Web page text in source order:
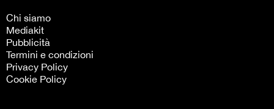
Chi siamo
Mediakit
Pubblicità
Termini e condizioni
Privacy Policy
Cookie Policy